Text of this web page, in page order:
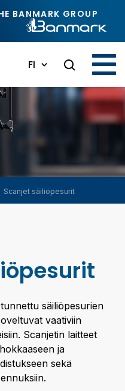
BANMARK GROUP
FI
Scanjet säiliöpesurit
säiliöpesurien
vaativiin
Scanjetin laitteet
ja
sekä